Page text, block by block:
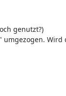
genutzt?)
umgezogen. Wird